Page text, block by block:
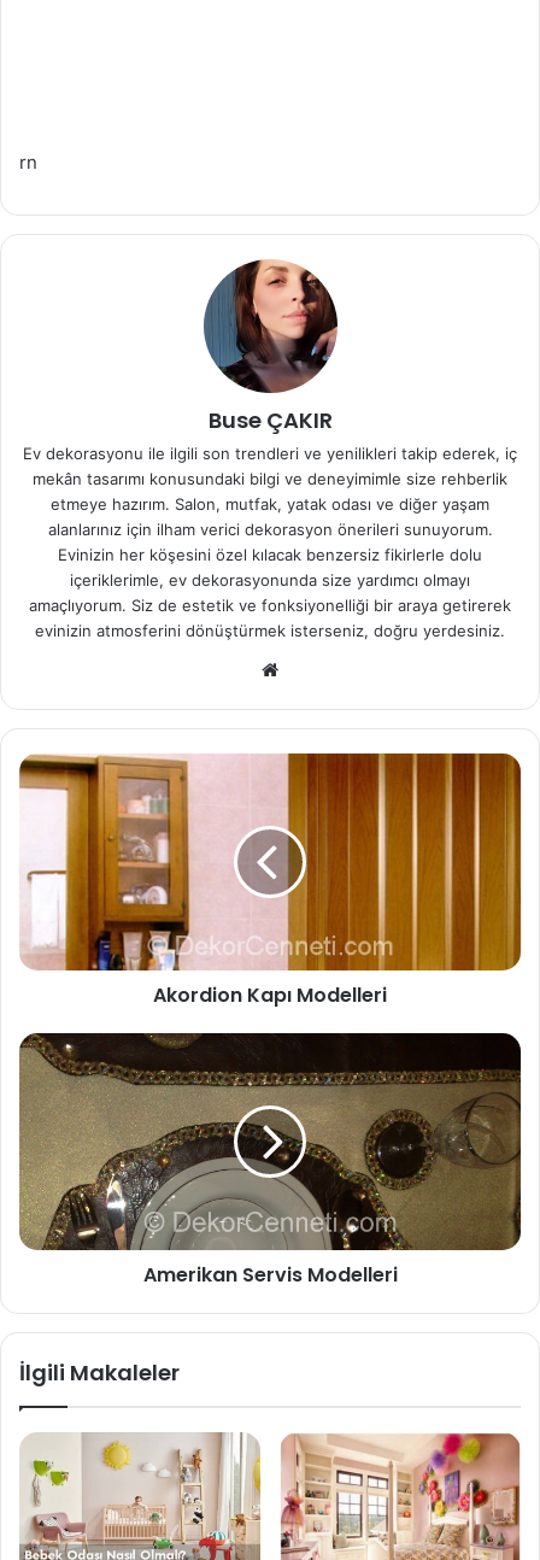
rn
Buse ÇAKIR
Ev dekorasyonu ile ilgili son trendleri ve yenilikleri takip ederek, iç
mekân tasarımı konusundaki bilgi ve deneyimimle size rehberlik
etmeye hazırım. Salon, mutfak, yatak odası ve diğer yaşam
alanlarınız için ilham verici dekorasyon önerileri sunuyorum.
Evinizin her köşesini özel kılacak benzersiz fikirlerle dolu
içeriklerimle, ev dekorasyonunda size yardımcı olmayı
amaçlıyorum. Siz de estetik ve fonksiyonelliği bir araya getirerek
evinizin atmosferini dönüştürmek isterseniz, doğru yerdesiniz.
sit
esi
Akordion Kapı Modelleri
Amerikan Servis Modelleri
İlgili Makaleler